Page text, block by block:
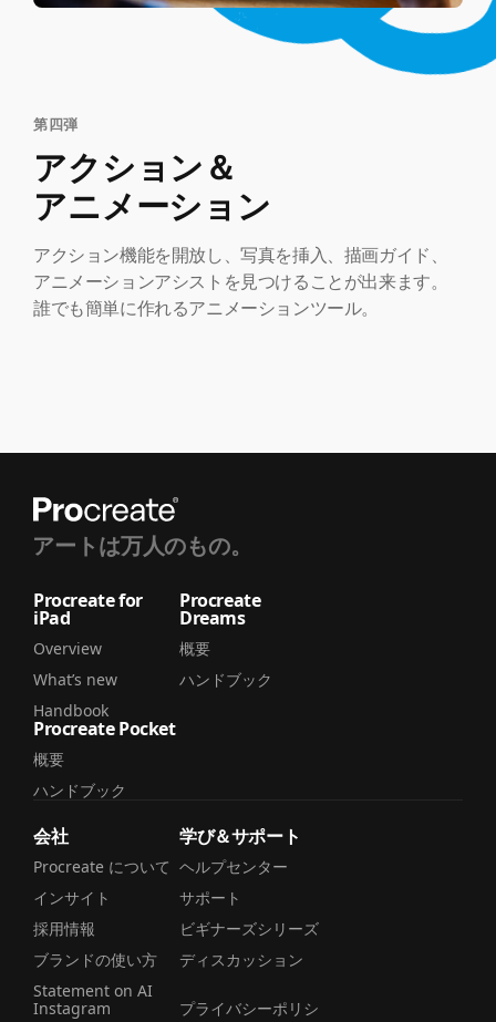
第四弾
アクション＆
アニメーション
アクション機能を開放し、写真を挿入、描画ガイド、
アニメーションアシストを見つけることが出来ます。
誰でも簡単に作れるアニメーションツール。
アートは万人のもの。
Procreate for
iPad
Overview
What’s new
Handbook
Procreate
Dreams
概要
ハンドブック
Procreate Pocket
概要
ハンドブック
会社
Procreate について
インサイト
採用情報
ブランドの使い方
Statement on AI
学び＆サポート
ヘルプセンター
サポート
ビギナーズシリーズ
ディスカッション
Instagram
プライバシーポリシ